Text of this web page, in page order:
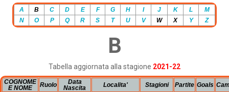
A B C D E F G H I J K L
M
N
O P Q R S T U V W X Y Z
B
Tabella aggiornata alla stagione 2021-22
COGNOME
E NOME
Ruolo
Data
Nascita
Localita' Stagioni Partite Goals